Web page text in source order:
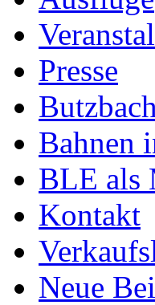
Presse
Bahnen
BLE als
Kontakt
Neue